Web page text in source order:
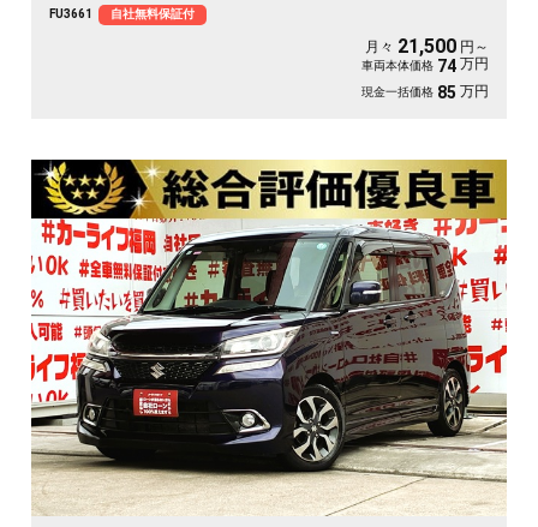
０８モード２６．６ｋｍ/Ｌ可能🌿
FU3661 自社無料保証付
月々 21,500 円～
車両本体価格 74 万円
現金一括価格 85 万円